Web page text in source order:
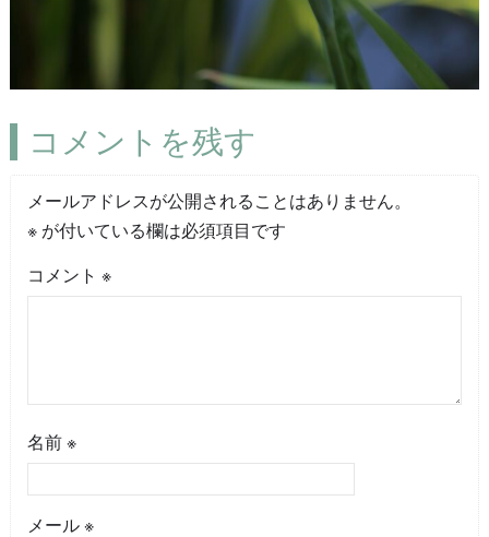
コメントを残す
メールアドレスが公開されることはありません。
※が付いている欄は必須項目です
コメント ※
名前 ※
メール ※